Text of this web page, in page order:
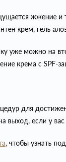
жжение и
крем, гель
уже можно на
крема с SPF-
для
выход, если у
, чтобы узнать